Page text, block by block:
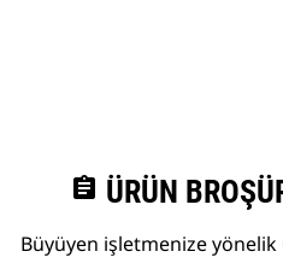
assignment ÜRÜN
Büyüyen işletmenize